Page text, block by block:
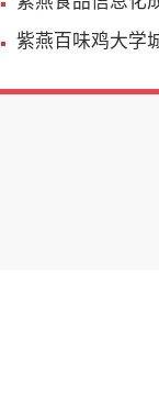
紫燕百味鸡大学